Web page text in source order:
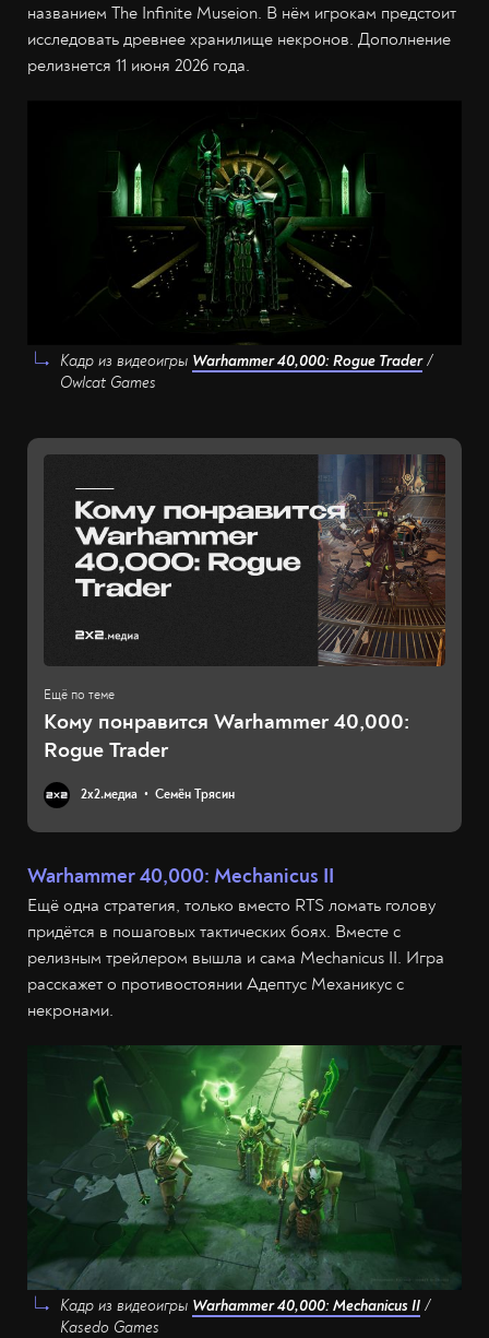
названием The Infinite Museion. В нём игрокам предстоит
исследовать древнее хранилище некронов. Дополнение
релизнется 11 июня 2026 года.
Кадр из видеоигры Warhammer 40,000: Rogue Trader/
Owlcat Games
Кому понравится Warhammer 40,000:
Rogue Trader
2х2.медиа Семён Трясин
Warhammer 40,000: Mechanicus II
Ещё одна стратегия, только вместо RTS ломать голову
придётся в пошаговых тактических боях. Вместе с
релизным трейлером вышла и сама Mechanicus II. Игра
расскажет о противостоянии Адептус Механикус с
некронами.
Кадр из видеоигры Warhammer 40,000: Mechanicus II /
Kasedo Games